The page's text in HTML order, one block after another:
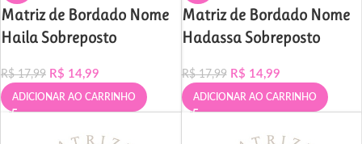
Matriz de Bordado Nome
Haila Sobreposto
R$17,99 R$ 14,99
ADICIONAR AO CARRINHO
Matriz de Bordado Nome
Hadassa Sobreposto
R$17,99 R$ 14,99
ADICIONAR AO CARRINHO